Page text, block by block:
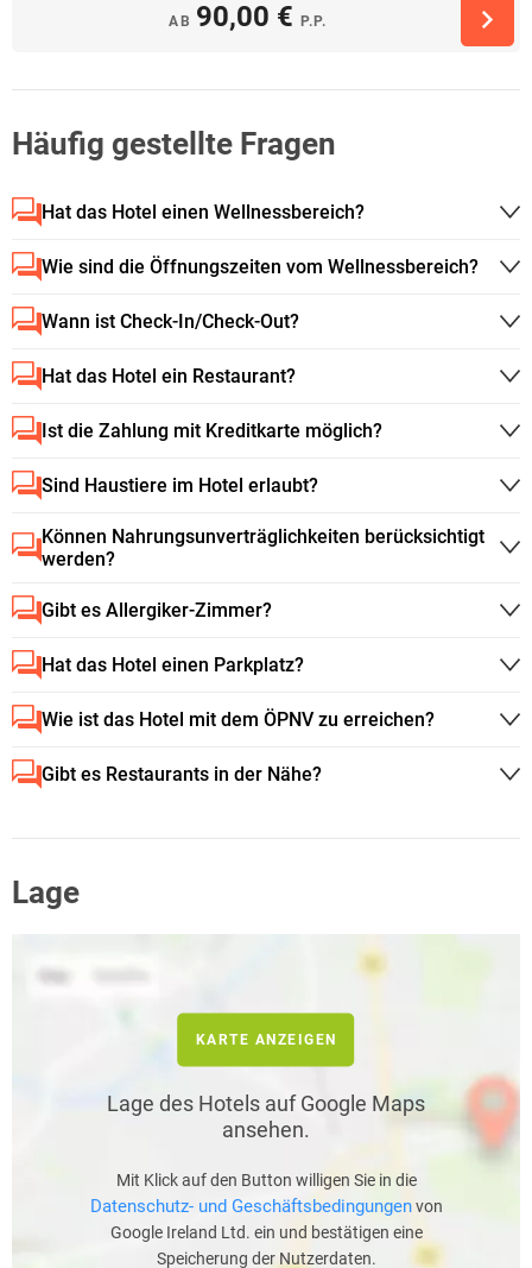
AB 90,00 € P.P.
Häufig gestellte Fragen
Hat das Hotel einen Wellnessbereich?
Wie sind die Öffnungszeiten vom Wellnessbereich?
Wann ist Check-In/Check-Out?
Hat das Hotel ein Restaurant?
Ist die Zahlung mit Kreditkarte möglich?
Sind Haustiere im Hotel erlaubt?
Können Nahrungsunverträglichkeiten berücksichtigt
werden?
Gibt es Allergiker-Zimmer?
Hat das Hotel einen Parkplatz?
Wie ist das Hotel mit dem ÖPNV zu erreichen?
Gibt es Restaurants in der Nähe?
Lage
KARTE ANZEIGEN
Lage des Hotels auf Google Maps
ansehen.
Mit Klick auf den Button willigen Sie in die
Datenschutz- und Geschäftsbedingungenvon
Google Ireland Ltd. ein und bestätigen eine
Speicherung der Nutzerdaten.